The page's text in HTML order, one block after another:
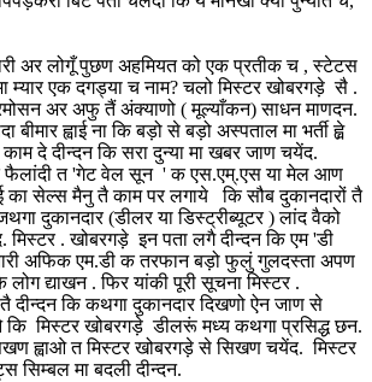
लोगूँ पुछण अहमियत को एक प्रतीक च , स्टेटस
म्यार एक दगड्या च नाम? चलो मिस्टर खोबरगड़े सै .
अर अफु तैं अंक्याणो ( मूल्याँकन) साधन माणदन.
बीमार ह्वाई ना कि बड़ो से बड़ो अस्पताल मा भर्ती ह्व़े
दे दीन्दन कि सरा दुन्या मा खबर जाण चयेंद.
फैलांदी त 'गेट वेल सून ' क एस.एम्.एस या मेल आण
सेल्स मैनु तै काम पर लगाये कि सौब दुकानदारों तै
दुकानदार (डीलर या डिस्ट्रीब्यूटर ) लांद वैको
मिस्टर . खोबरगड़े इन पता लगै दीन्दन कि एम 'डी
अफिक एम.डी क तरफान बड़ो फुलुं गुलदस्ता अपण
लोग द्याखन . फिर यांकी पूरी सूचना मिस्टर .
दीन्दन कि कथगा दुकानदार दिखणो ऐन जाण से
कि मिस्टर खोबरगड़े डीलरूं मध्य कथगा प्रसिद्ध छन.
ह्वाओ त मिस्टर खोबरगड़े से सिखण चयेंद. मिस्टर
सिम्बल मा बदली दीन्दन.